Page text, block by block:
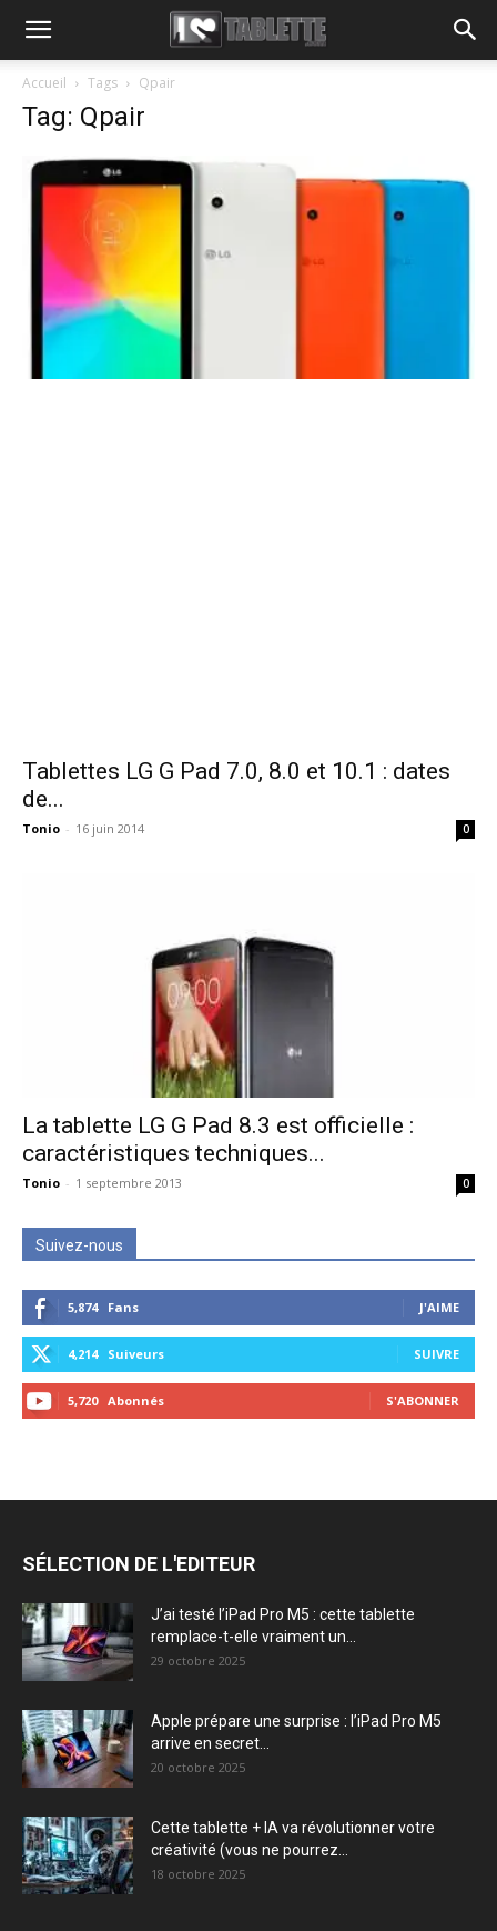
Accueil Tags Qpair
Tag: Qpair
Tablettes LG G Pad 7.0, 8.0 et 10.1 : dates
de...
Tonio - 16 juin 2014 0
La tablette LG G Pad 8.3 est officielle :
caractéristiques techniques...
Tonio - 1 septembre 2013 0
Suivez-nous
5,874 Fans J'AIME
4,214 Suiveurs SUIVRE
5,720 Abonnés S'ABONNER
SÉLECTION DE L'EDITEUR
J’ai testé l’iPad Pro M5 : cette tablette
remplace-t-elle vraiment un...
29 octobre 2025
Apple prépare une surprise : l’iPad Pro M5
arrive en secret...
20 octobre 2025
Cette tablette + IA va révolutionner votre
créativité (vous ne pourrez...
18 octobre 2025